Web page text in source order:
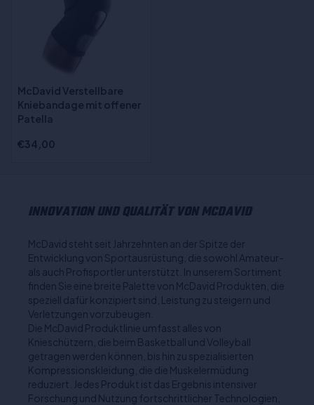
McDavid Verstellbare
Kniebandage mit offener
Patella
€34,00
INNOVATION UND QUALITÄT VON MCDAVID
McDavid steht seit Jahrzehnten an der Spitze der
Entwicklung von Sportausrüstung, die sowohl Amateur-
als auch Profisportler unterstützt. In unserem Sortiment
finden Sie eine breite Palette von McDavid Produkten, die
speziell dafür konzipiert sind, Leistung zu steigern und
Verletzungen vorzubeugen.
Die McDavid Produktlinie umfasst alles von
Knieschützern, die beim Basketball und Volleyball
getragen werden können, bis hin zu spezialisierten
Kompressionskleidung, die die Muskelermüdung
reduziert. Jedes Produkt ist das Ergebnis intensiver
Forschung und Nutzung fortschrittlicher Technologien,